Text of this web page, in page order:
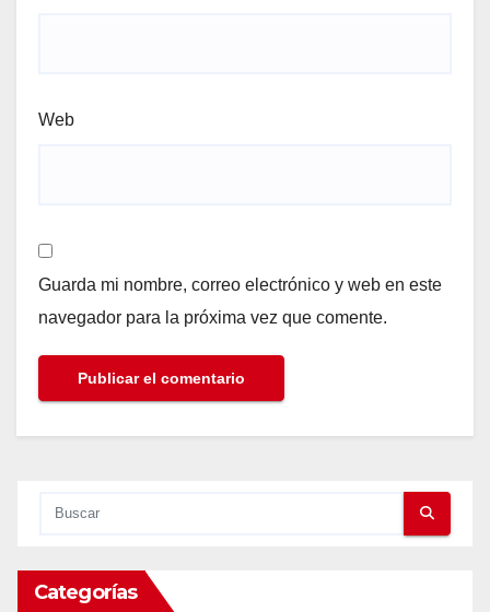
Web
Guarda mi nombre, correo electrónico y web en este
navegador para la próxima vez que comente.
Categorías